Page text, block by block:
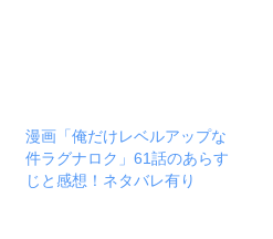
漫画「俺だけレベルアップな
件ラグナロク」61話のあらす
じと感想！ネタバレ有り